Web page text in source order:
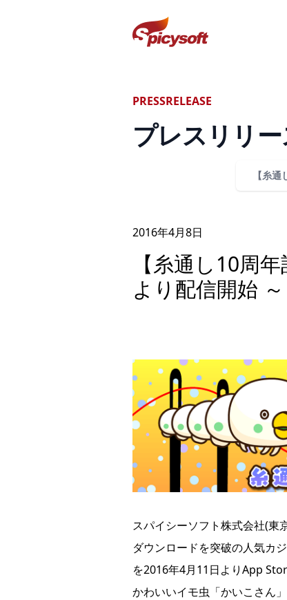
スパイシーソフト株式会社
PRESSRELEASE
プレスリリ
【糸
2016年4月8日
【糸通し10周
より配信開始
スパイシーソフト株式会社(東
ダウンロードを突破の人気カ
を2016年4月11日よりApp
かわいいイモ虫「かいこさん